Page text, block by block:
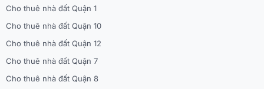
Cho thuê nhà đất Quận 1
Cho thuê nhà đất Quận 10
Cho thuê nhà đất Quận 12
Cho thuê nhà đất Quận 7
Cho thuê nhà đất Quận 8